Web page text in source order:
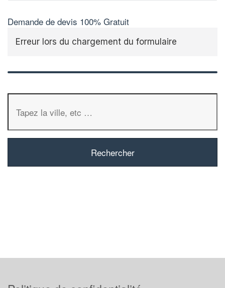
Demande de devis 100% Gratuit
Erreur lors du chargement du formulaire